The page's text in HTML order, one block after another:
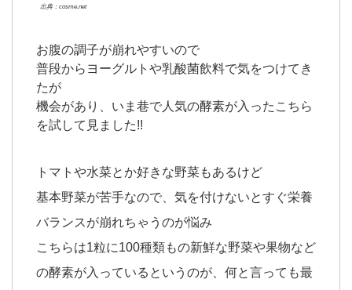
出典：cosme.net
お腹の調子が崩れやすいので
普段からヨーグルトや乳酸菌飲料で気をつけてき
たが
機会があり、いま巷で人気の酵素が入ったこちら
を試して見ました!!
トマトや水菜とか好きな野菜もあるけど
基本野菜が苦手なので、気を付けないとすぐ栄養
バランスが崩れちゃうのが悩み
こちらは1粒に100種類もの新鮮な野菜や果物など
の酵素が入っているというのが、何と言っても最